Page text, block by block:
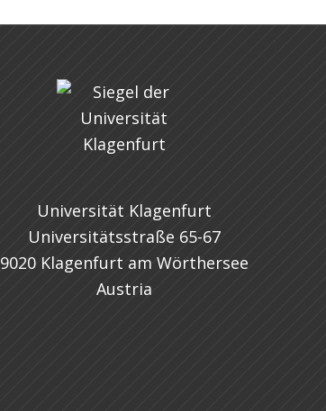
Universität Klagenfurt
Universitätsstraße 65-67
9020 Klagenfurt am Wörthersee
Austria